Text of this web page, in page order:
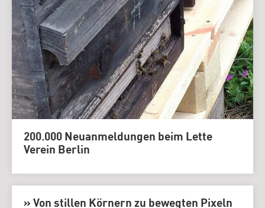
200.000 Neuanmeldungen beim Lette
Verein Berlin
» Von stillen Körnern zu bewegten Pixeln